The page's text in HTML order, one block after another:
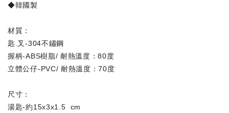
◆韓國製
材質：
匙.叉-304不鏽鋼
握柄-ABS樹脂/ 耐熱溫度：80度
立體公仔-PVC/ 耐熱溫度：70度
尺寸：
湯匙-約15x3x1.5 cm